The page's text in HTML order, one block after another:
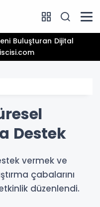
Destek
vermek ve
çabalarını
düzenlendi.